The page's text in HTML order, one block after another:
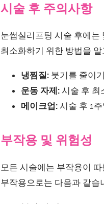
시술 후 주의사항
눈썹실리프팅 시술 후에는
최소화하기 위한 방법을
냉찜질: 붓기를 줄이
운동 자제: 시술 후 최
메이크업: 시술 후 1
부작용 및 위험성
모든 시술에는 부작용이
부작용으로는 다음과 같습